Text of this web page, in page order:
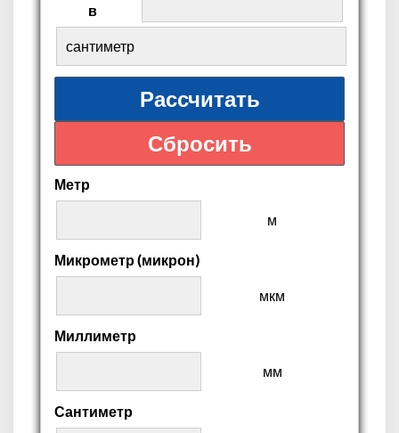
в
Метр
м
Микрометр (микрон)
мкм
Миллиметр
мм
Сантиметр